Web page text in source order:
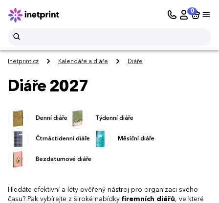
0
Inetprint.cz Kalendáře a diáře Diáře
Diáře 2027
Denní diáře Týdenní diáře
Čtrnáctidenní diáře Měsíční diáře
Bezdatumové diáře
Hledáte efektivní a léty ověřený nástroj pro organizaci svého
času? Pak vybírejte z široké nabídky firemních diářů, ve které